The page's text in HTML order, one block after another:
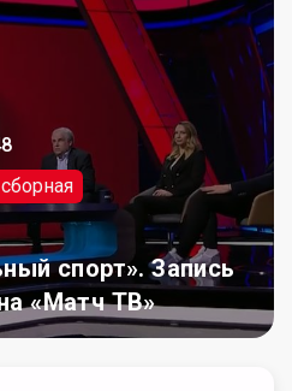
спорт». Запись
«Матч ТВ»